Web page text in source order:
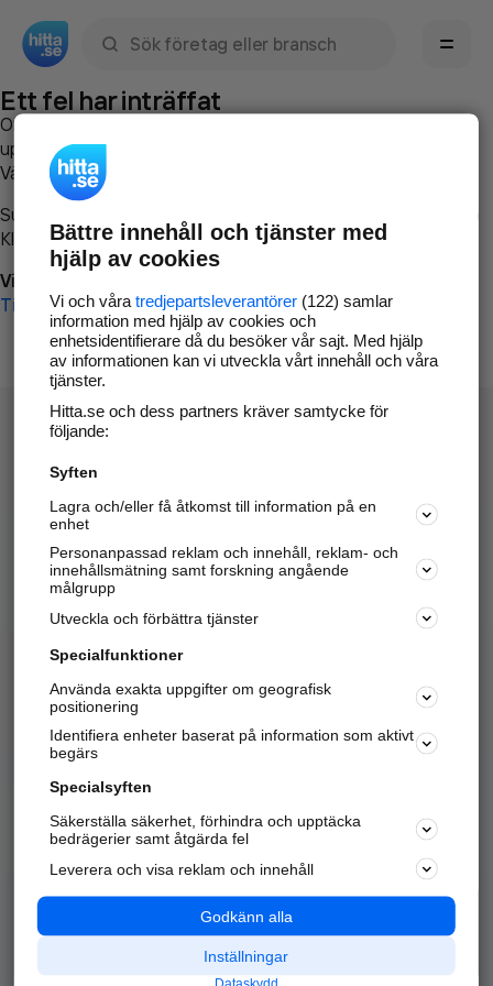
Ett fel har inträffat
Om du vill kan du
uppstod så att vi lättare och snabbare kan avhjälpa det.
Vänligen försök med följande:
Surfa till
Klicka påTillbaka-knappen i webbläsaren och försök igen
Vi beklagar besväret!
Till startsidan
Hitta.se - Gratis nummerupplysning.
Sök företag, personer och platser.
Hitta telefonnummer, adresser, företagsinfo mm.
Marknadsför företaget
Kom igång och annonsera mot
samarbetspartners nära dig.
Alla kategorier
Populära sökningar
API & Kartor
Annonsera
Integritet
Nödnummer
Bättre innehåll och tjänster med
hjälp av cookies
Vi och våra tredjepartsleverantörer(122) samlar
information med hjälp av cookies och
enhetsidentifierare då du besöker vår sajt. Med hjälp
av informationen kan vi utveckla vårt innehåll och våra
tjänster.
Hitta.se och dess partners kräver samtycke för
följande:
Syften
Lagra och/eller få åtkomst till information på en
enhet
Personanpassad reklam och innehåll, reklam- och
innehållsmätning samt forskning angående
målgrupp
Utveckla och förbättra tjänster
Specialfunktioner
Använda exakta uppgifter om geografisk
positionering
Identifiera enheter baserat på information som aktivt
begärs
Specialsyften
Säkerställa säkerhet, förhindra och upptäcka
bedrägerier samt åtgärda fel
Leverera och visa reklam och innehåll
Godkänn alla
Inställningar
Dataskydd